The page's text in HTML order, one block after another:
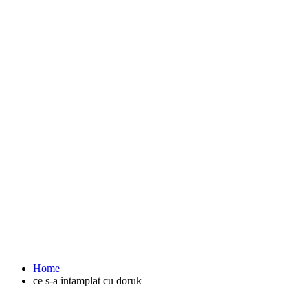
Home
ce s-a intamplat cu doruk